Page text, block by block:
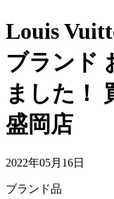
Louis
ブランド
ました！
盛岡店
2022年05月16日
ブランド品